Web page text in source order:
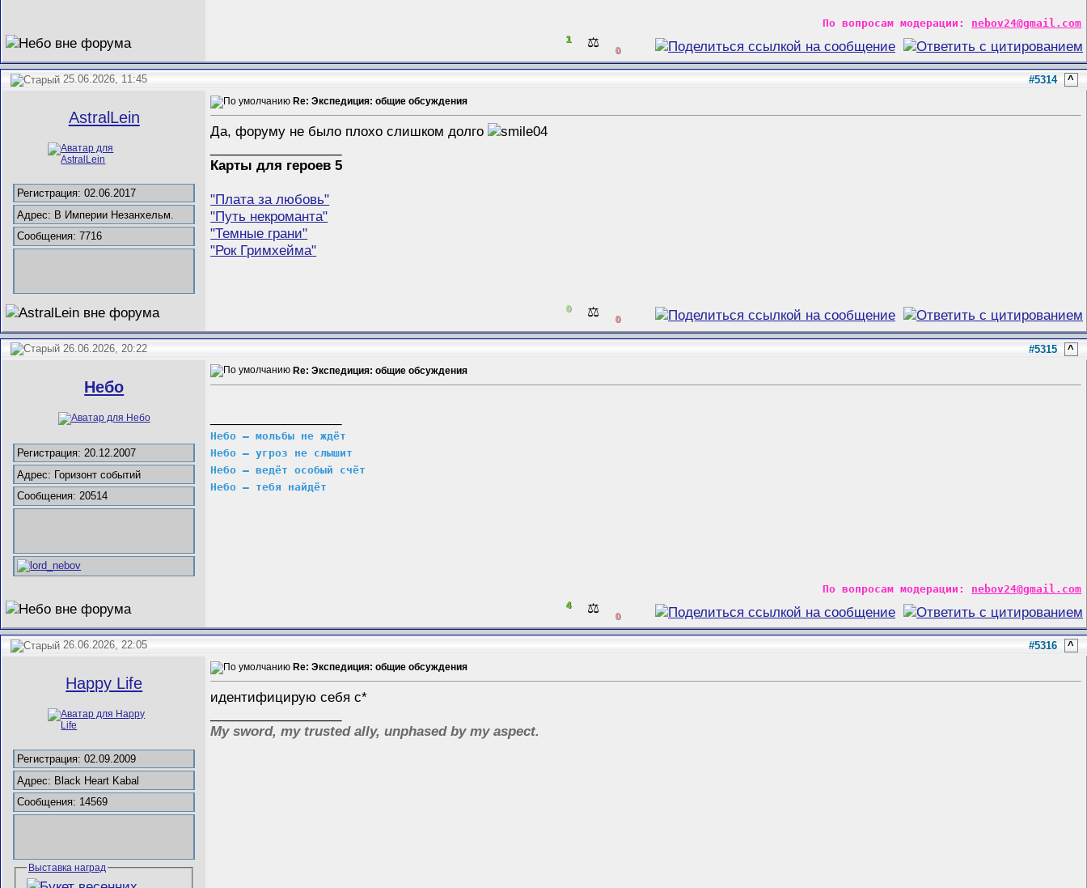
По вопросам модерации: nebov24@gmail.com
1 ⚖️ 0
25.06.2026, 11:45 #5314 ^
AstralLein
Регистрация: 02.06.2017
Адрес: В Империи Незанхельм.
Сообщения: 7716
Re: Экспедиция: общие обсуждения
Да, форуму не было плохо слишком долго
Карты для героев 5
"Плата за любовь"
"Путь некроманта"
"Темные грани"
"Рок Гримхейма"
0 ⚖️ 0
26.06.2026, 20:22 #5315 ^
Небо
Регистрация: 20.12.2007
Адрес: Горизонт событий
Сообщения: 20514
Re: Экспедиция: общие обсуждения
Небо – мольбы не ждёт
Небо – угроз не слышит
Небо – ведёт особый счёт
Небо – тебя найдёт
По вопросам модерации: nebov24@gmail.com
4 ⚖️ 0
26.06.2026, 22:05 #5316 ^
Happy Life
Регистрация: 02.09.2009
Адрес: Black Heart Kabal
Сообщения: 14569
Выставка наград
Re: Экспедиция: общие обсуждения
идентифицирую себя с*
My sword, my trusted ally, unphased by my aspect.